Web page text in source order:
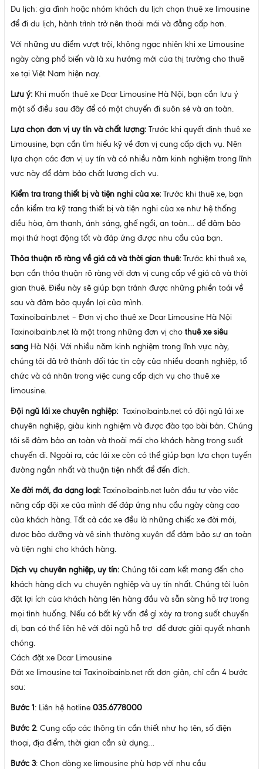
Du lịch: gia đình hoặc nhóm khách du lịch chọn thuê xe limousine
để đi du lịch, hành trình trở nên thoải mái và đẳng cấp hơn.
Với những ưu điểm vượt trội, không ngạc nhiên khi xe Limousine
ngày càng phổ biến và là xu hướng mới của thị trường cho thuê
xe tại Việt Nam hiện nay.
Lưu ý: Khi muốn thuê xe Dcar Limousine Hà Nội, bạn cần lưu ý
một số điều sau đây để có một chuyến đi suôn sẻ và an toàn.
Lựa chọn đơn vị uy tín và chất lượng: Trước khi quyết định thuê xe
Limousine, bạn cần tìm hiểu kỹ về đơn vị cung cấp dịch vụ. Nên
lựa chọn các đơn vị uy tín và có nhiều năm kinh nghiệm trong lĩnh
vực này để đảm bảo chất lượng dịch vụ.
Kiểm tra trang thiết bị và tiện nghi của xe: Trước khi thuê xe, bạn
cần kiểm tra kỹ trang thiết bị và tiện nghi của xe như hệ thống
điều hòa, âm thanh, ánh sáng, ghế ngồi, an toàn… để đảm bảo
mọi thứ hoạt động tốt và đáp ứng được nhu cầu của bạn.
Thỏa thuận rõ ràng về giá cả và thời gian thuê: Trước khi thuê xe,
bạn cần thỏa thuận rõ ràng với đơn vị cung cấp về giá cả và thời
gian thuê. Điều này sẽ giúp bạn tránh được những phiền toái về
sau và đảm bảo quyền lợi của mình.
Taxinoibainb.net – Đơn vị cho thuê xe Dcar Limousine Hà Nội
Taxinoibainb.net là một trong những đơn vị cho thuê xe siêu
sang Hà Nội. Với nhiều năm kinh nghiệm trong lĩnh vực này,
chúng tôi đã trở thành đối tác tin cậy của nhiều doanh nghiệp, tổ
chức và cá nhân trong việc cung cấp dịch vụ cho thuê xe
limousine.
Đội ngũ lái xe chuyên nghiệp: Taxinoibainb.net có đội ngũ lái xe
chuyên nghiệp, giàu kinh nghiệm và được đào tạo bài bản. Chúng
tôi sẽ đảm bảo an toàn và thoải mái cho khách hàng trong suốt
chuyến đi. Ngoài ra, các lái xe còn có thể giúp bạn lựa chọn tuyến
đường ngắn nhất và thuận tiện nhất để đến đích.
Xe đời mới, đa dạng loại: Taxinoibainb.net luôn đầu tư vào việc
nâng cấp đội xe của mình để đáp ứng nhu cầu ngày càng cao
của khách hàng. Tất cả các xe đều là những chiếc xe đời mới,
được bảo dưỡng và vệ sinh thường xuyên để đảm bảo sự an toàn
và tiện nghi cho khách hàng.
Dịch vụ chuyên nghiệp, uy tín: Chúng tôi cam kết mang đến cho
khách hàng dịch vụ chuyên nghiệp và uy tín nhất. Chúng tôi luôn
đặt lợi ích của khách hàng lên hàng đầu và sẵn sàng hỗ trợ trong
mọi tình huống. Nếu có bất kỳ vấn đề gì xảy ra trong suốt chuyến
đi, bạn có thể liên hệ với đội ngũ hỗ trợ để được giải quyết nhanh
chóng.
Cách đặt xe Dcar Limousine
Đặt xe limousine tại Taxinoibainb.net rất đơn giản, chỉ cần 4 bước
sau:
Bước 1: Liên hệ hotline 035.6778000
Bước 2: Cung cấp các thông tin cần thiết như họ tên, số điện
thoại, địa điểm, thời gian cần sử dụng…
Bước 3: Chọn dòng xe limousine phù hợp với nhu cầu